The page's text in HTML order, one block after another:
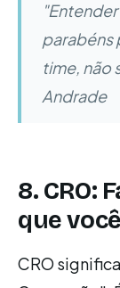
parabéns
time, não
Andrade
8. CRO:
que
CRO